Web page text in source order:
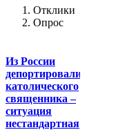
Отклики
Опрос
Из России
депортировали
католического
священника –
ситуация
нестандартная